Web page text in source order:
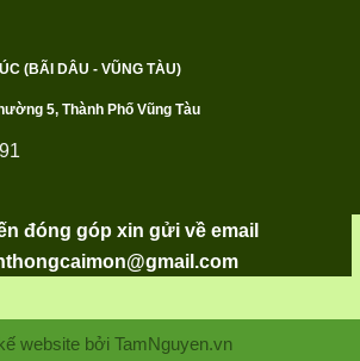
(BÃI DÂU - VŨNG TÀU)
5, Thành Phố Vũng Tàu
đóng góp xin gửi về email
website bởi TamNguyen.vn